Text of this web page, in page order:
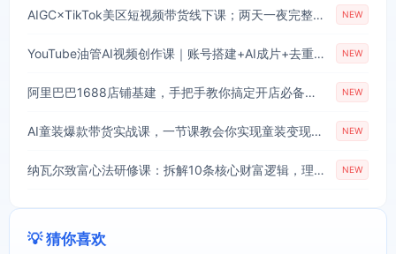
AIGC×TikTok美区短视频带货线下课；两天一夜完整回放，12小时高清视频收录头部操盘手全流程教学 NEW
YouTube油管AI视频创作课｜账号搭建+AI成片+去重限流解决方案，YPP变现一站式教学(更新0809) NEW
阿里巴巴1688店铺基建，手把手教你搞定开店必备操作(更新8月) NEW
AI童装爆款带货实战课，一节课教会你实现童装变现，零基础也能落地实操 NEW
纳瓦尔致富心法研修课：拆解10条核心财富逻辑，理清不靠内卷实现被动收入的成长路径 NEW
💡 猜你喜欢